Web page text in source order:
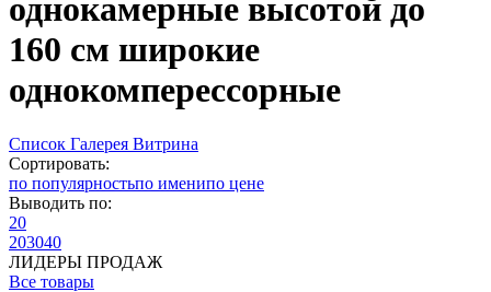
однокамерные высотой до
160 см широкие
однокомперессорные
Список Галерея Витрина
Сортировать:
по популярностьпо именипо цене
Выводить по:
20
203040
ЛИДЕРЫ ПРОДАЖ
Все товары